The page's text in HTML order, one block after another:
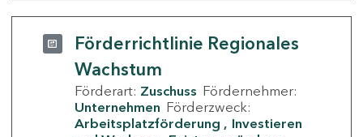
Förderrichtlinie Regionales
Wachstum
Förderart: Zuschuss Fördernehmer:
Unternehmen Förderzweck:
Arbeitsplatzförderung
Investieren